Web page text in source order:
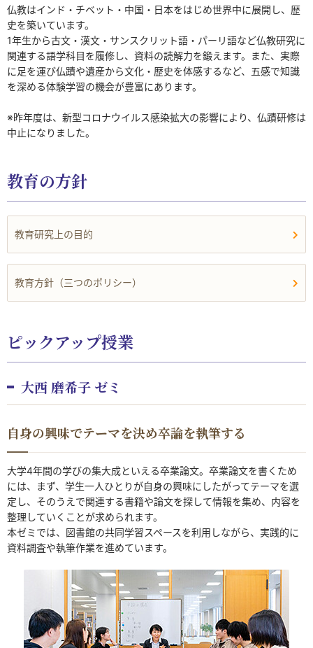
仏教はインド・チベット・中国・日本をはじめ世界中に展開し、歴
史を築いています。
1年生から古文・漢文・サンスクリット語・パーリ語など仏教研究に
関連する語学科目を履修し、資料の読解力を鍛えます。また、実際
に足を運び仏蹟や遺産から文化・歴史を体感するなど、五感で知識
を深める体験学習の機会が豊富にあります。
※昨年度は、新型コロナウイルス感染拡大の影響により、仏蹟研修は
中止になりました。
教育の方針
教育研究上の目的
教育方針（三つのポリシー）
ピックアップ授業
大西 磨希子 ゼミ
自身の興味でテーマを決め卒論を執筆する
大学4年間の学びの集大成といえる卒業論文。卒業論文を書くため
には、まず、学生一人ひとりが自身の興味にしたがってテーマを選
定し、そのうえで関連する書籍や論文を探して情報を集め、内容を
整理していくことが求められます。
本ゼミでは、図書館の共同学習スペースを利用しながら、実践的に
資料調査や執筆作業を進めています。